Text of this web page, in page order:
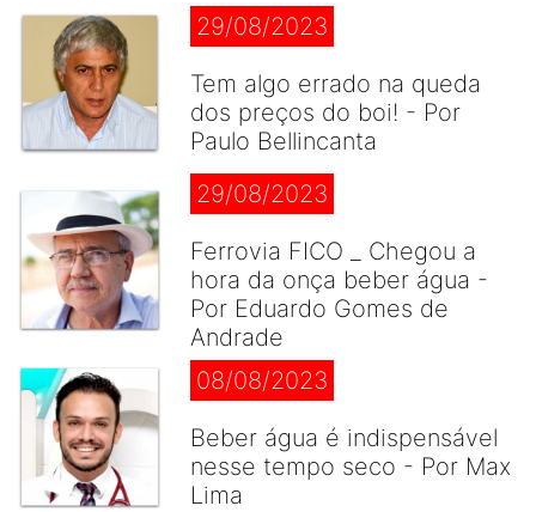
29/08/2023
Tem algo errado na queda
dos preços do boi! - Por
Paulo Bellincanta
29/08/2023
Ferrovia FICO _ Chegou a
hora da onça beber água -
Por Eduardo Gomes de
Andrade
08/08/2023
Beber água é indispensável
nesse tempo seco - Por Max
Lima